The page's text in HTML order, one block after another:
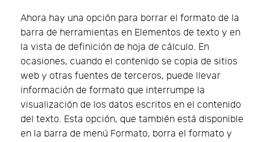
Ahora hay una opción para borrar el formato de la
barra de herramientas en Elementos de texto y en
la vista de definición de hoja de cálculo. En
ocasiones, cuando el contenido se copia de sitios
web y otras fuentes de terceros, puede llevar
información de formato que interrumpe la
visualización de los datos escritos en el contenido
del texto. Esta opción, que también está disponible
en la barra de menú Formato, borra el formato y